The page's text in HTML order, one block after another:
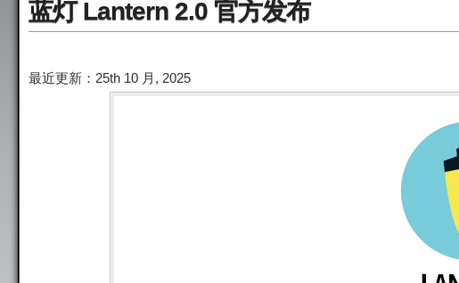
蓝灯 Lantern 2.0 官方发布
最近更新：25th 10 月, 2025